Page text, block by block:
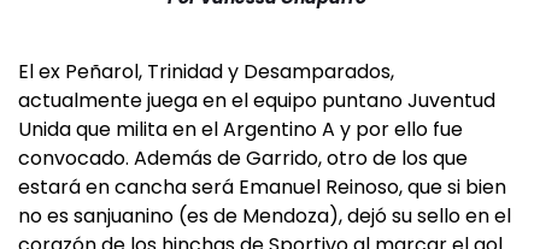
El ex Peñarol, Trinidad y Desamparados,
actualmente juega en el equipo puntano Juventud
Unida que milita en el Argentino A y por ello fue
convocado. Además de Garrido, otro de los que
estará en cancha será Emanuel Reinoso, que si bien
no es sanjuanino (es de Mendoza), dejó su sello en el